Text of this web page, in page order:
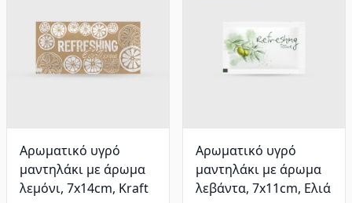
Αρωματικό υγρό
μαντηλάκι με άρωμα
λεμόνι, 7x14cm, Kraft
Αρωματικό υγρό
μαντηλάκι με άρωμα
λεβάντα, 7x11cm, Ελιά